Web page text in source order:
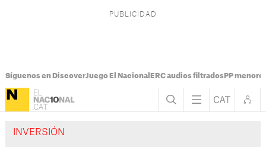
Síguenos en DiscoverJuego El Nacional ERC audios filtradosPP
INVERSIÓN